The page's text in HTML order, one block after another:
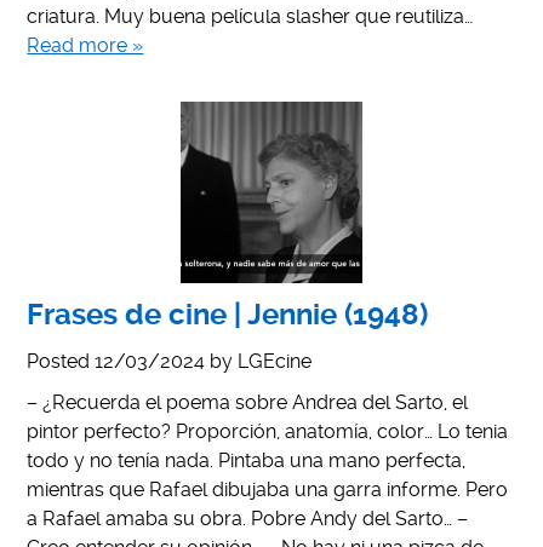
criatura. Muy buena película slasher que reutiliza…
Read more »
Frases de cine | Jennie (1948)
Posted12/03/2024 by LGEcine
– ¿Recuerda el poema sobre Andrea del Sarto, el
pintor perfecto? Proporción, anatomía, color… Lo tenia
todo y no tenía nada. Pintaba una mano perfecta,
mientras que Rafael dibujaba una garra informe. Pero
a Rafael amaba su obra. Pobre Andy del Sarto… –